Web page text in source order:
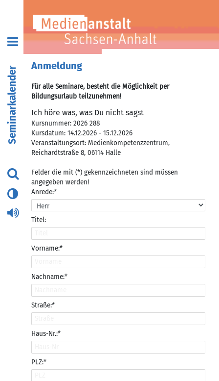
Seminarkalender
Anmeldung
Für alle Seminare, besteht die Möglichkeit per
Bildungsurlaub teilzunehmen!
Ich höre was, was Du nicht sagst
Kursnummer: 2026 288
Kursdatum: 14.12.2026 - 15.12.2026
Veranstaltungsort: Medienkompetenzzentrum,
Reichardtstraße 8, 06114 Halle
Felder die mit (*) gekennzeichneten sind müssen
angegeben werden!
Anrede:*
Titel:
Vorname:*
Nachname:*
Straße:*
Haus-Nr.:*
PLZ:*